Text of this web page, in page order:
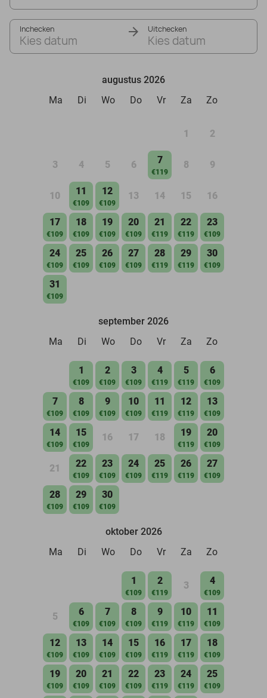
Inchecken
Kies datum
Uitchecken
Kies datum
augustus 2026
Ma
Di Wo Do Vr Za Zo
1 2
3 4 5 6 7
€119
8 9
10 11
€109
12
€109
13 14 15 16
17
€109
18
€109
19
€109
20
€109
21
€119
22
€119
23
€109
24
€109
25
€109
26
€109
27
€109
28
€119
29
€119
30
€109
31
€109
september 2026
Ma
Di Wo Do Vr Za Zo
1
€109
2
€109
3
€109
4
€119
5
€119
6
€109
7
€109
8
€109
9
€109
10
€109
11
€119
12
€119
13
€109
14
€109
15
€109
16 17 18 19
€119
20
€109
21 22
€109
23
€109
24
€109
25
€119
26
€119
27
€109
28
€109
29
€109
30
€109
oktober 2026
Ma
Di Wo Do Vr Za Zo
1
€109
2
€119
3 4
€109
5 6
€109
7
€109
8
€109
9
€119
10
€119
11
€109
12
€109
13
€109
14
€109
15
€109
16
€119
17
€119
18
€109
19
€109
20
€109
21
€109
22
€109
23
€119
24
€119
25
€109